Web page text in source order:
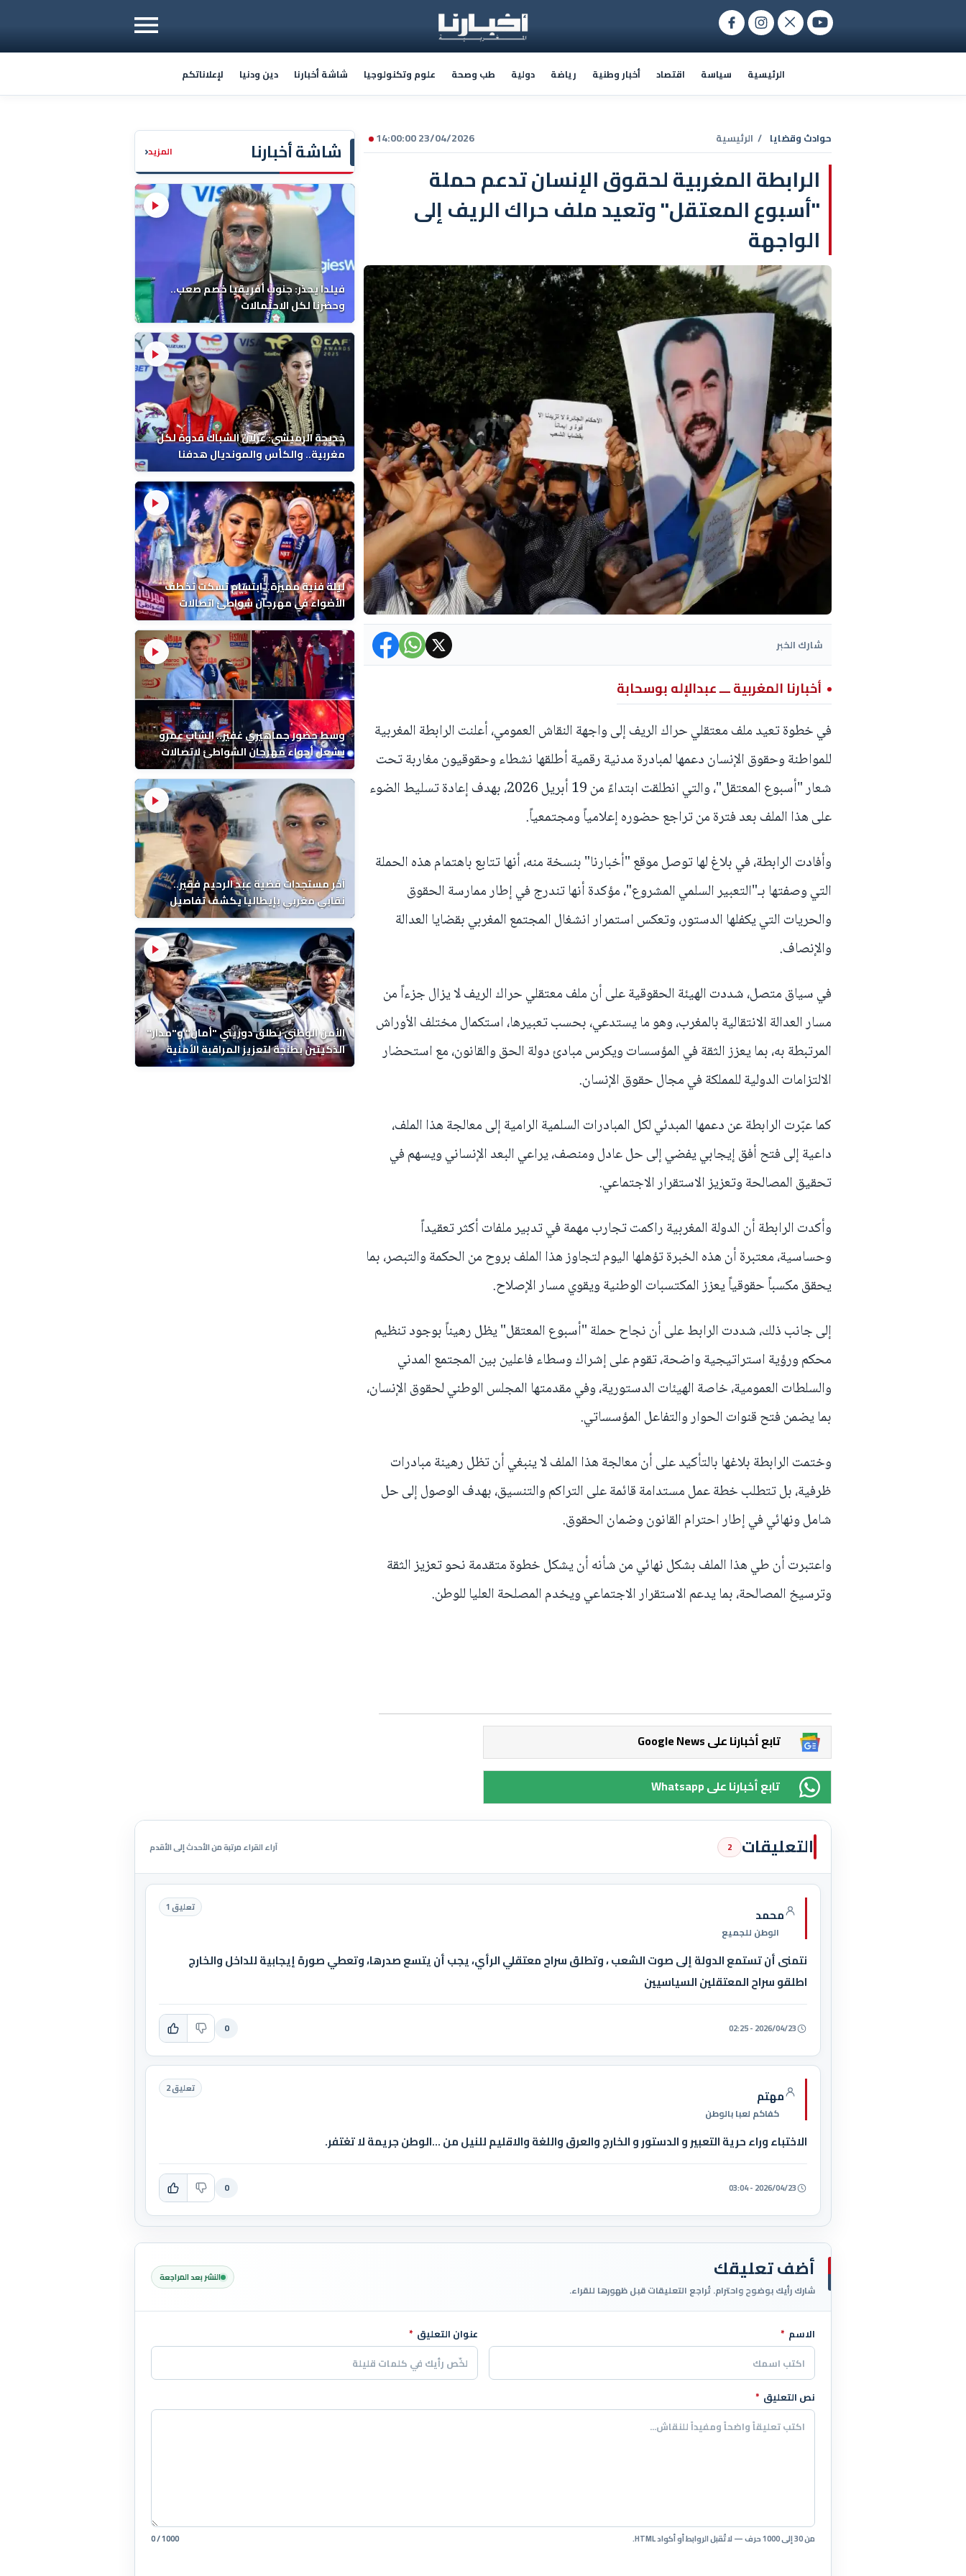
الرئيسية سياسة اقتصاد أخبار وطنية رياضة دولية طب وصحة علوم وتكنولوجيا شاشة أخبارنا دين ودنيا لإعلاناتكم
شاشة أخبارنا المزيد‹
فيلدا يحذر: جنوب أفريقيا خصم صعب..
وحضرنا لكل الاحتمالات
خديجة الرميشي: غزلان الشباك قدوة لكل
مغربية.. والكأس والمونديال هدفنا
ليلة فنية مميزة.. ابتسام تسكت تخطف
الأضواء في مهرجان شواطئ اتصالات
المغرب بالمضيق
وسط حضور جماهيري غفير.. الشاب عمرو
يشعل أجواء مهرجان الشواطئ لاتصالات
المغرب بطنجة
آخر مستجدات قضية عبد الرحيم فقير..
نقابي مغربي بإيطاليا يكشف تفاصيل
الوفاة ونتائج التشريح
الأمن الوطني يطلق دوريتي "أمان" و"مدار"
الذكيتين بطنجة لتعزيز المراقبة الأمنية
23/04/2026 14:00:00 حوادث وقضايا / الرئيسية
الرابطة المغربية لحقوق الإنسان تدعم حملة
"أسبوع المعتقل" وتعيد ملف حراك الريف إلى
الواجهة
شارك الخبر
أخبارنا المغربية ـــ عبدالإله بوسحابة
في خطوة تعيد ملف معتقلي حراك الريف إلى واجهة النقاش العمومي، أعلنت الرابطة المغربية
للمواطنة وحقوق الإنسان دعمها لمبادرة مدنية رقمية أطلقها نشطاء وحقوقيون مغاربة تحت
شعار "أسبوع المعتقل"، والتي انطلقت ابتداءً من 19 أبريل 2026، بهدف إعادة تسليط الضوء
على هذا الملف بعد فترة من تراجع حضوره إعلامياً ومجتمعياً.
وأفادت الرابطة، في بلاغ لها توصل موقع "أخبارنا" بنسخة منه، أنها تتابع باهتمام هذه الحملة
التي وصفتها بـ"التعبير السلمي المشروع"، مؤكدة أنها تندرج في إطار ممارسة الحقوق
والحريات التي يكفلها الدستور، وتعكس استمرار انشغال المجتمع المغربي بقضايا العدالة
والإنصاف.
في سياق متصل، شددت الهيئة الحقوقية على أن ملف معتقلي حراك الريف لا يزال جزءاً من
مسار العدالة الانتقالية بالمغرب، وهو ما يستدعي، بحسب تعبيرها، استكمال مختلف الأوراش
المرتبطة به، بما يعزز الثقة في المؤسسات ويكرس مبادئ دولة الحق والقانون، مع استحضار
الالتزامات الدولية للمملكة في مجال حقوق الإنسان.
كما عبّرت الرابطة عن دعمها المبدئي لكل المبادرات السلمية الرامية إلى معالجة هذا الملف،
داعية إلى فتح أفق إيجابي يفضي إلى حل عادل ومنصف، يراعي البعد الإنساني ويسهم في
تحقيق المصالحة وتعزيز الاستقرار الاجتماعي.
وأكدت الرابطة أن الدولة المغربية راكمت تجارب مهمة في تدبير ملفات أكثر تعقيداً
وحساسية، معتبرة أن هذه الخبرة تؤهلها اليوم لتجاوز هذا الملف بروح من الحكمة والتبصر، بما
يحقق مكسباً حقوقياً يعزز المكتسبات الوطنية ويقوي مسار الإصلاح.
إلى جانب ذلك، شددت الرابط على أن نجاح حملة "أسبوع المعتقل" يظل رهيناً بوجود تنظيم
محكم ورؤية استراتيجية واضحة، تقوم على إشراك وسطاء فاعلين بين المجتمع المدني
والسلطات العمومية، خاصة الهيئات الدستورية، وفي مقدمتها المجلس الوطني لحقوق الإنسان،
بما يضمن فتح قنوات الحوار والتفاعل المؤسساتي.
وختمت الرابطة بلاغها بالتأكيد على أن معالجة هذا الملف لا ينبغي أن تظل رهينة مبادرات
ظرفية، بل تتطلب خطة عمل مستدامة قائمة على التراكم والتنسيق، بهدف الوصول إلى حل
شامل ونهائي في إطار احترام القانون وضمان الحقوق.
واعتبرت أن طي هذا الملف بشكل نهائي من شأنه أن يشكل خطوة متقدمة نحو تعزيز الثقة
وترسيخ المصالحة، بما يدعم الاستقرار الاجتماعي ويخدم المصلحة العليا للوطن.
Google News تابع أخبارنا على
Whatsapp تابع أخبارنا على
التعليقات 2 آراء القراء مرتبة من الأحدث إلى الأقدم
محمد
الوطن للجميع
تعليق 1
نتمنى أن تستمع الدولة إلى صوت الشعب ، وتطلق سراح معتقلي الرأي، يجب أن يتسع صدرها، وتعطي صورة إيجابية للداخل والخارج
اطلقو سراح المعتقلين السياسيين
2026/04/23 - 02:25
0
مهتم
كفاكم لعبا بالوطن
تعليق 2
الاختباء وراء حرية التعبير و الدستور و الخارج والعرق واللغة والاقليم للنيل من ...الوطن جريمة لا تغتفر.
2026/04/23 - 03:04
0
أضف تعليقك
شارك رأيك بوضوح واحترام. تُراجع التعليقات قبل ظهورها للقراء.
النشر بعد المراجعة
اترك هذا الحقل فارغاً
الاسم * عنوان التعليق *
نص التعليق *
من 30 إلى 1000 حرف — لا تُقبل الروابط أو أكواد HTML. 0 / 1000